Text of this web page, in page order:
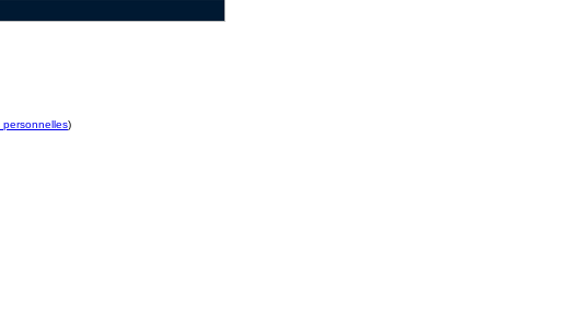
personnelles)